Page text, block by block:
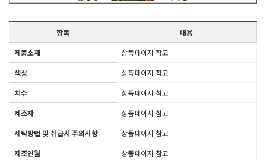
항목
내용
제품소재
상품페이지 참고
색상
상품페이지 참고
치수
상품페이지 참고
제조자
상품페이지 참고
세탁방법 및 취급시 주의사항
상품페이지 참고
제조연월
상품페이지 참고